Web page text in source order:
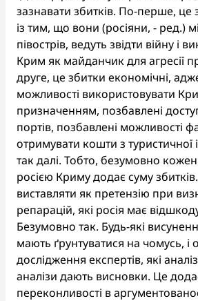
зазнавати збитків. По-перше, це
із тим, що вони (росіяни, - ред.)
півострів, ведуть звідти війну і
Крим як майданчик для агресії
друге, це збитки економічні,
можливості використовувати
призначенням, позбавлені
портів, позбавлені можливості
отримувати кошти з туристичної
так далі. Тобто, безумовно
росією Криму додає суму
виставляти як претензію при
репарацій, які росія має
Безумовно так. Будь-які
мають ґрунтуватися на чомусь, і
дослідження експертів, які
аналізи дають висновки. Це
переконливості в